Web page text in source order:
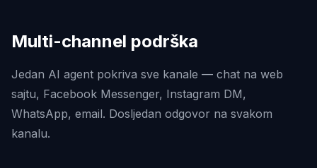
Multi-channel podrška
Jedan AI agent pokriva sve kanale — chat na web
sajtu, Facebook Messenger, Instagram DM,
WhatsApp, email. Dosljedan odgovor na svakom
kanalu.